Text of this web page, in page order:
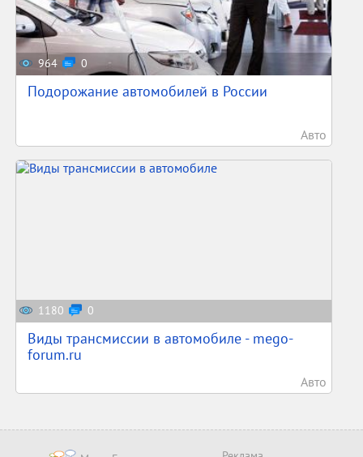
964 0
Подорожание автомобилей в России
Авто
1180 0
Виды трансмиссии в автомобиле - mego-
forum.ru
Авто